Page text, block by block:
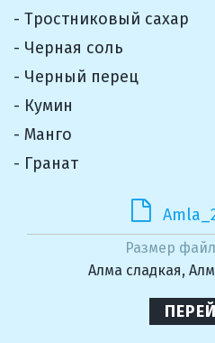
- Тростниковый сахар
- Черная соль
- Черный перец
- Кумин
- Манго
- Гранат
Размер
Алма сладкая,